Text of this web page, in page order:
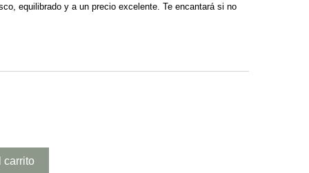
equilibrado y a un precio excelente. Te encantará si no
carrito